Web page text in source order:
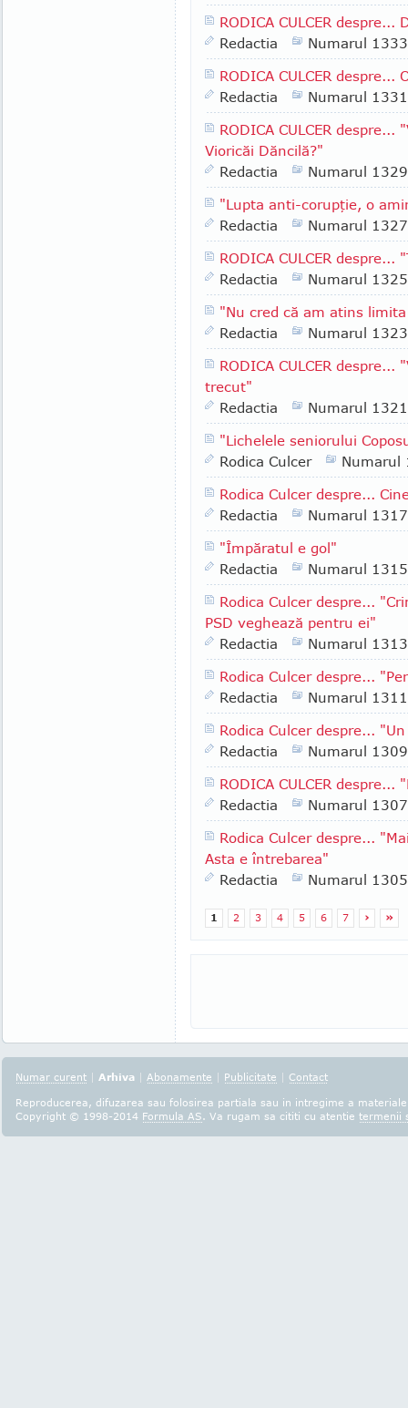
RODICA CULCER
Redactia
Numarul 1333
RODICA CULCER despre...
Redactia
Numarul 1331
RODICA CULCER
Vioricăi Dăncilă?"
Redactia
Numarul 1329
"Lupta anti-corupţie, o
Redactia
Numarul 1327
RODICA CULCER
Redactia
Numarul 1325
"Nu cred că am atins
Redactia
Numarul 1323
RODICA CULCER
trecut"
Redactia
Numarul 1321
"Lichelele seniorului
Rodica Culcer
Numarul
Rodica Culcer despre...
Redactia
Numarul 1317
"Împăratul e gol"
Redactia
Numarul 1315
Rodica Culcer despre...
PSD veghează pentru ei"
Redactia
Numarul 1313
Rodica Culcer despre...
Redactia
Numarul 1311
Rodica Culcer despre...
Redactia
Numarul 1309
RODICA CULCER
Redactia
Numarul 1307
Rodica Culcer despre...
Asta e întrebarea"
Redactia
Numarul 1305
1 2 3 4 5 6 7 › »
Numar curent | Arhiva | Abonamente | Publicitate | Contact
Reproducerea, difuzarea sau folosirea partiala sau in intregime a
Copyright © 1998-2014 Formula AS. Va rugam sa cititi cu atentie termenii